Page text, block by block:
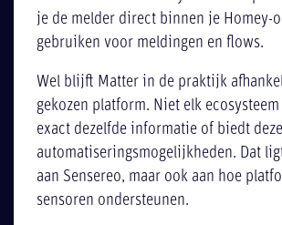
je de melder direct binnen je Homey-
gebruiken voor meldingen en flows.
Wel blijft Matter in de praktijk
gekozen platform. Niet elk
exact dezelfde informatie of biedt
automatiseringsmogelijkheden. Dat
aan Sensereo, maar ook aan hoe
sensoren ondersteunen.